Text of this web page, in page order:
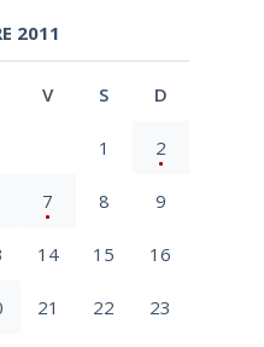
2011
V S D
1 2
7 8 9
14 15 16
21 22 23